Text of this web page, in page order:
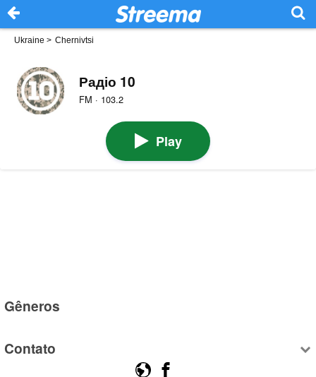
Ukraine > Chernivtsi
Радіо 10
FM · 103.2
Play
Gêneros
Contato